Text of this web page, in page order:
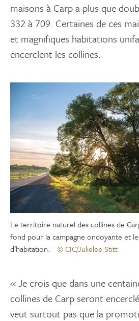
maisons à Carp a plus que
332 à 709. Certaines de ces
et magnifiques habitations
encerclent les collines.
Le territoire naturel des collines de
fond pour la campagne ondoyante et
d’habitation.
© CIC/Julielee Stitt
« Je crois que dans une
collines de Carp seront
veut surtout pas que la